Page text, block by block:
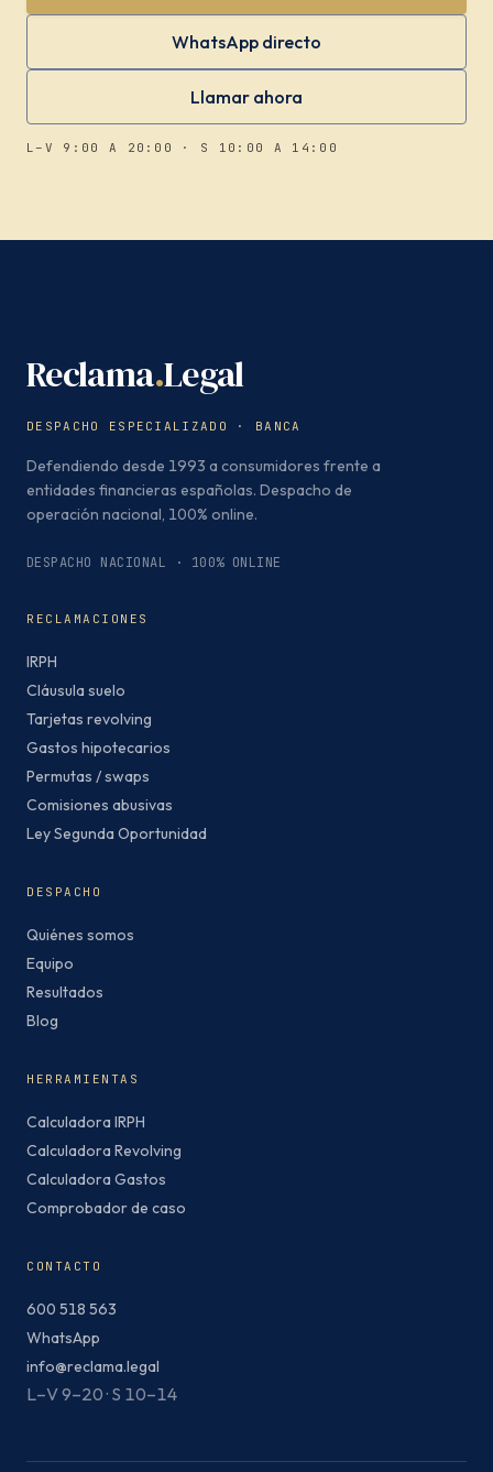
WhatsApp directo
Llamar ahora
L–V 9:00 A 20:00 · S 10:00 A 14:00
Reclama.Legal
DESPACHO ESPECIALIZADO · BANCA
Defendiendo desde 1993 a consumidores frente a
entidades financieras españolas. Despacho de
operación nacional, 100% online.
DESPACHO NACIONAL · 100% ONLINE
RECLAMACIONES
IRPH
Cláusula suelo
Tarjetas revolving
Gastos hipotecarios
Permutas / swaps
Comisiones abusivas
Ley Segunda Oportunidad
DESPACHO
Quiénes somos
Equipo
Resultados
Blog
HERRAMIENTAS
Calculadora IRPH
Calculadora Revolving
Calculadora Gastos
Comprobador de caso
CONTACTO
600 518 563
WhatsApp
info@reclama.legal
L–V 9–20 · S 10–14